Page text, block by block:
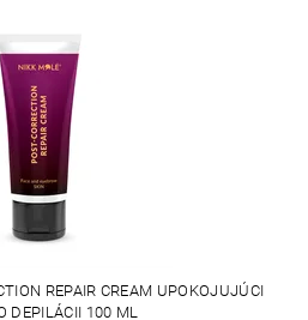
REPAIR CREAM UPOKOJUJÚCI
DEPILÁCII 100 ML